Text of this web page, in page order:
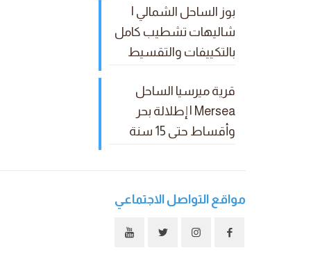
بوز الساحل الشمالي |
شاليهات تشطيب كامل
بالتكييفات والتقسيط
قرية ميرسيا الساحل
Mersea | إطلالة بحر
وأقساط حتى 15 سنة
مواقع التواصل الاجتماعي